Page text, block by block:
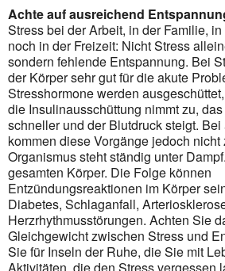
Achte auf ausreichend
Stress bei der Arbeit, in der Familie,
noch in der Freizeit: Nicht Stress
sondern fehlende Entspannung. Bei
der Körper sehr gut für die akute
Stresshormone werden
die Insulinausschüttung nimmt zu,
schneller und der Blutdruck steigt.
kommen diese Vorgänge jedoch
Organismus steht ständig unter
gesamten Körper. Die Folge können
Entzündungsreaktionen im Körper
Diabetes, Schlaganfall,
Herzrhythmusstörungen. Achten Sie
Gleichgewicht zwischen Stress und
Sie für Inseln der Ruhe, die Sie mit
Aktivitäten, die den Stress vergessen